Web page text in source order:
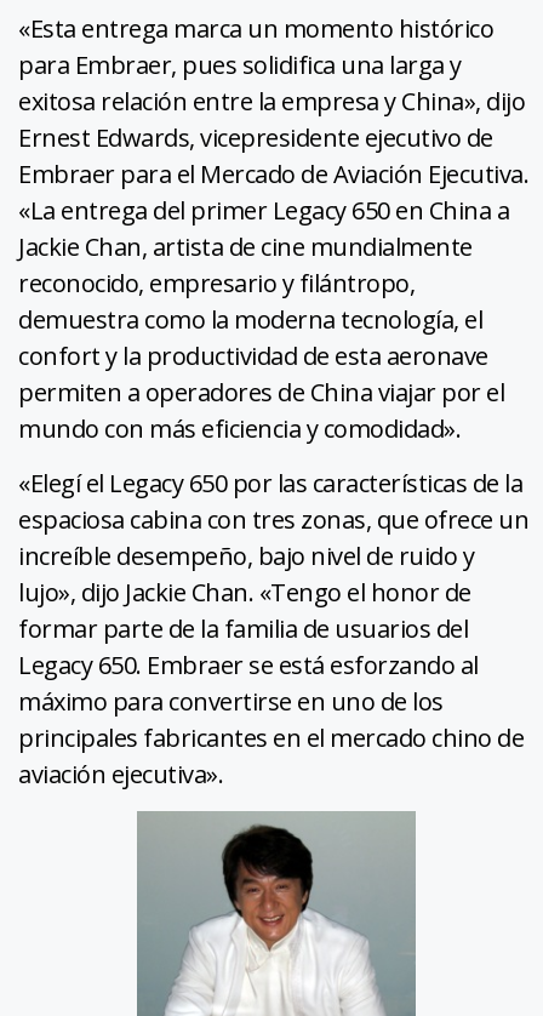
«Esta entrega marca un momento histórico
para Embraer, pues solidifica una larga y
exitosa relación entre la empresa y China», dijo
Ernest Edwards, vicepresidente ejecutivo de
Embraer para el Mercado de Aviación Ejecutiva.
«La entrega del primer Legacy 650 en China a
Jackie Chan, artista de cine mundialmente
reconocido, empresario y filántropo,
demuestra como la moderna tecnología, el
confort y la productividad de esta aeronave
permiten a operadores de China viajar por el
mundo con más eficiencia y comodidad».
«Elegí el Legacy 650 por las características de la
espaciosa cabina con tres zonas, que ofrece un
increíble desempeño, bajo nivel de ruido y
lujo», dijo Jackie Chan. «Tengo el honor de
formar parte de la familia de usuarios del
Legacy 650. Embraer se está esforzando al
máximo para convertirse en uno de los
principales fabricantes en el mercado chino de
aviación ejecutiva».